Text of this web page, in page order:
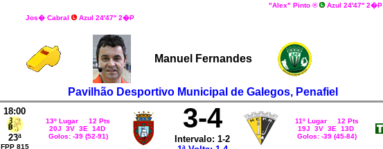
Jos� Cabral Azul 24'47'' 2�P
"Alex" Pinto ®
Azul 24'47'' 2�P
Manuel Fernandes
Pavilhão Desportivo Municipal de Galegos, Penafiel
18:00
23ª
FPP 815
13º Lugar 12 Pts
20J 3V 3E 14D
Golos: -39 (52-91)
3-4
Intervalo: 1-2
11º Lugar 12 Pts
19J 3V 3E 13D
Golos: -39 (45-84)